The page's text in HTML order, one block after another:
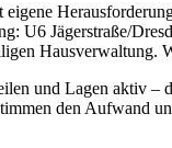
U6 Jägerstraße/
Hausverwaltung.
und Lagen aktiv –
den Aufwand